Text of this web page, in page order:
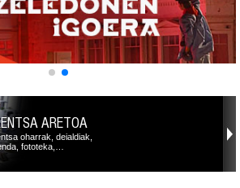
ARETOA
oharrak, deialdiak,
fototeka,…